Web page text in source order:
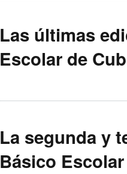
Las últimas
Escolar de
La segunda y
Básico Escolar